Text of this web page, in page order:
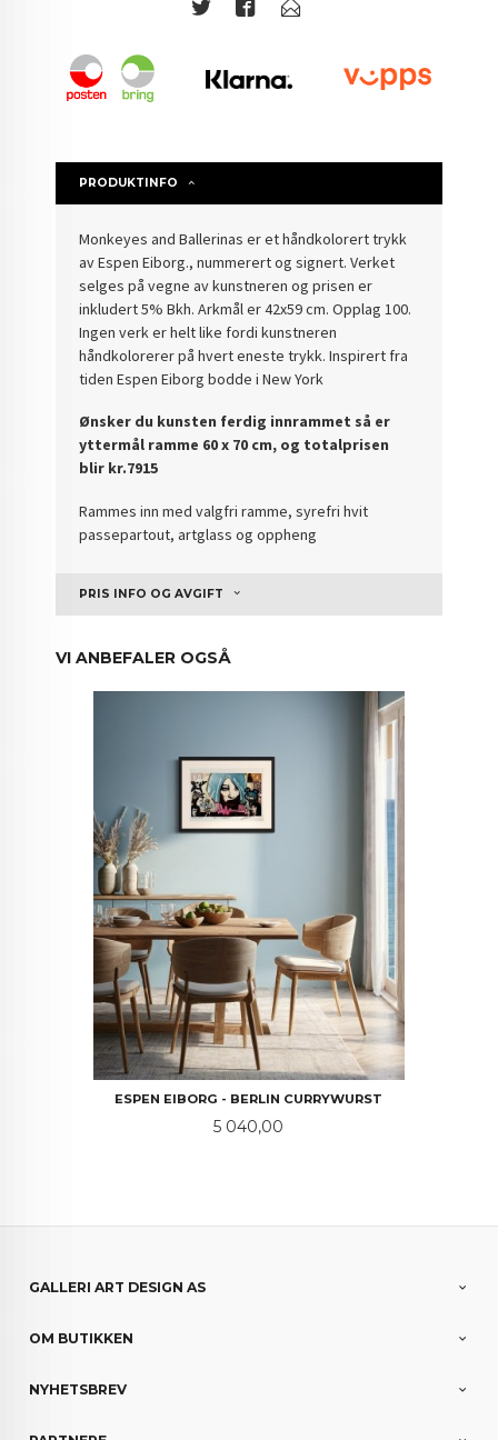
PRODUKTINFO
Monkeyes and Ballerinas er et håndkolorert trykk
av Espen Eiborg., nummerert og signert. Verket
selges på vegne av kunstneren og prisen er
inkludert 5% Bkh. Arkmål er 42x59 cm. Opplag 100.
Ingen verk er helt like fordi kunstneren
håndkolorerer på hvert eneste trykk. Inspirert fra
tiden Espen Eiborg bodde i New York
Ønsker du kunsten ferdig innrammet så er
yttermål ramme 60 x 70 cm, og totalprisen
blir kr.7915
Rammes inn med valgfri ramme, syrefri hvit
passepartout, artglass og oppheng
PRIS INFO OG AVGIFT
VI ANBEFALER OGSÅ
ESPEN EIBORG - BERLIN CURRYWURST
Pris
5 040,00
GALLERI ART DESIGN AS
OM BUTIKKEN
NYHETSBREV